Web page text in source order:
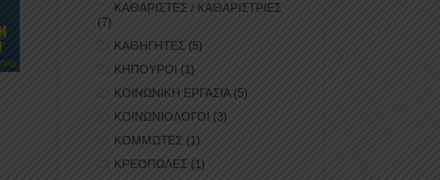
ΚΑΘΑΡΙΣΤΕΣ / ΚΑΘΑΡΙΣΤΡΙΕΣ
(7)
ΚΑΘΗΓΗΤΕΣ (5)
ΚΗΠΟΥΡΟΙ (1)
ΚΟΙΝΩΝΙΚΗ ΕΡΓΑΣΙΑ(5)
ΚΟΙΝΩΝΙΟΛΟΓΟΙ (3)
ΚΟΜΜΩΤΕΣ (1)
ΚΡΕΟΠΩΛΕΣ (1)